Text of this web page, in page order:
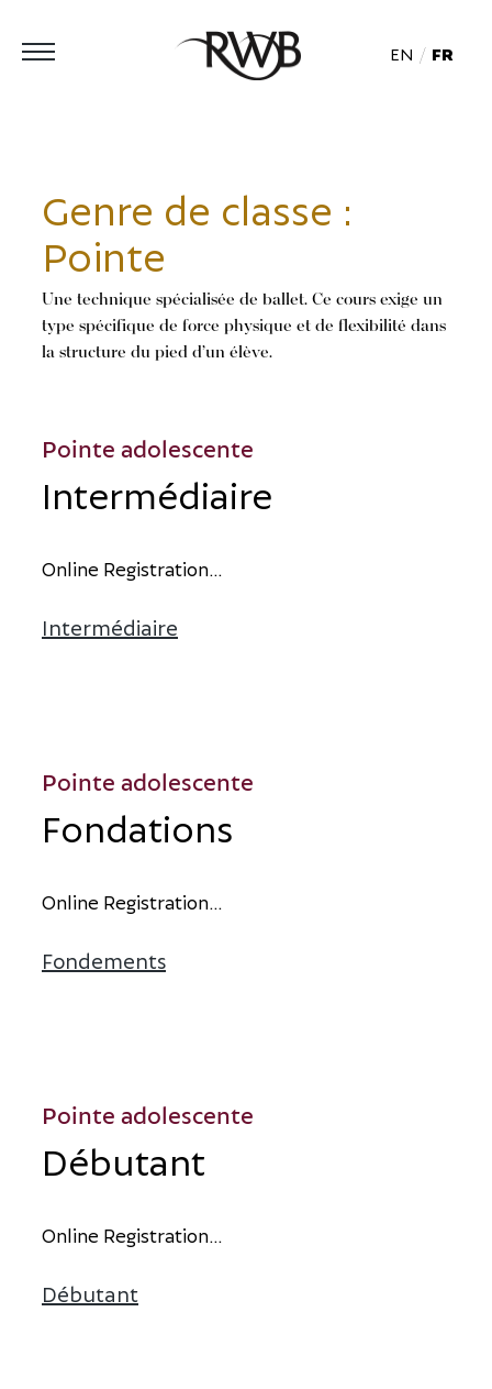
EN FR
Genre de classe :
Pointe
Une technique spécialisée de ballet. Ce cours exige un
type spécifique de force physique et de flexibilité dans
la structure du pied d’un élève.
Pointe adolescente
Intermédiaire
Online Registration
Intermédiaire
Pointe adolescente
Fondations
Online Registration
Fondements
Pointe adolescente
Débutant
Online Registration
Débutant